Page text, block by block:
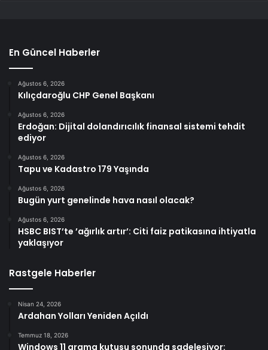
En Güncel Haberler
Ağustos 6, 2026
Kılıçdaroğlu CHP Genel Başkanı
Ağustos 6, 2026
Erdoğan: Dijital dolandırıcılık finansal sistemi tehdit
ediyor
Ağustos 6, 2026
Tapu ve Kadastro 179 Yaşında
Ağustos 6, 2026
Bugün yurt genelinde hava nasıl olacak?
Ağustos 6, 2026
HSBC BIST’te ’ağırlık artır’: Citi faiz patikasına ihtiyatla
yaklaşıyor
Rastgele Haberler
Nisan 24, 2026
Ardahan Yolları Yeniden Açıldı
Temmuz 18, 2026
Windows 11 arama kutusu sonunda sadeleşiyor: